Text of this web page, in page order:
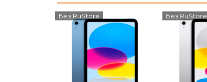
Без RuStore Без RuStore